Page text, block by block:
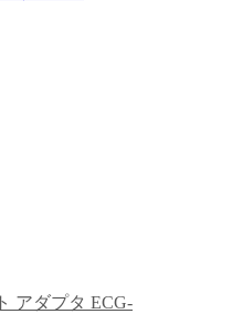
アダプタ ECG-